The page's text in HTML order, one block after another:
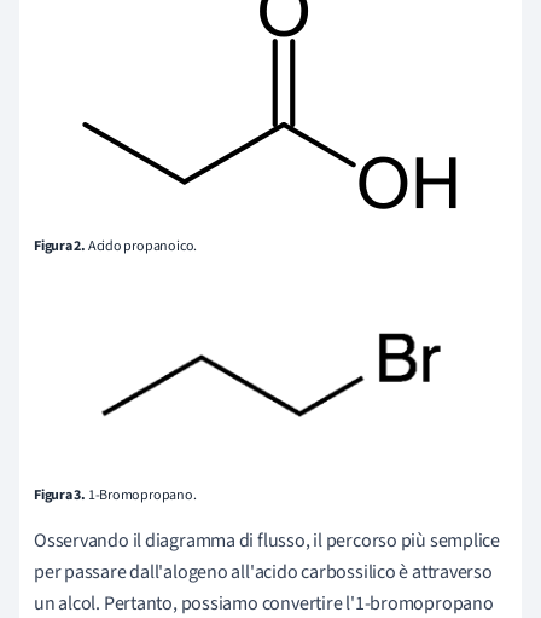
Figura 2.Acido propanoico.
Figura 3. 1-Bromopropano.
Osservando il diagramma di flusso, il percorso più semplice
per passare dall'alogeno all'acido carbossilico è attraverso
un alcol. Pertanto, possiamo convertire l'1-bromopropano